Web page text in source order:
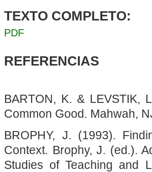
TEXTO COMPLETO:
PDF
REFERENCIAS
BARTON, K. & LEVSTIK,
Common Good. Mahwah,
BROPHY, J. (1993).
Context. Brophy, J. (ed.).
Studies of Teaching and